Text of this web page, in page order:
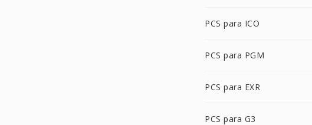
PCS para ICO
PCS para PGM
PCS para EXR
PCS para G3